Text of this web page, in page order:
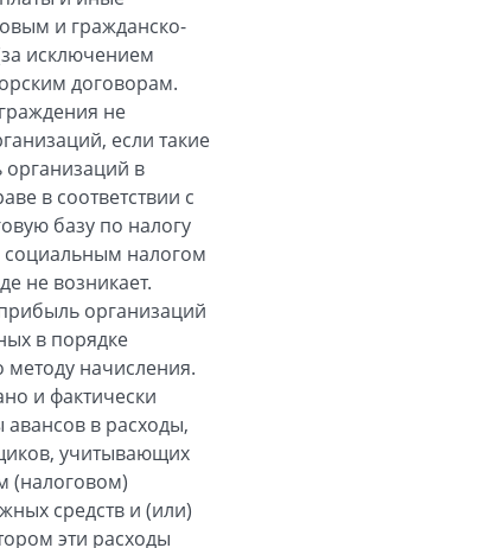
и гражданско-
исключением
договорам.
не
если такие
в
в соответствии с
базу по налогу
налогом
не возникает.
организаций
в порядке
начисления.
и фактически
в расходы,
учитывающих
(налоговом)
средств и (или)
эти расходы